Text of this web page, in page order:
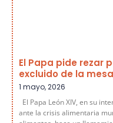
El Papa pide rezar
excluido de la
1 mayo, 2026
El Papa León XIV, en su
ante la crisis alimentaria